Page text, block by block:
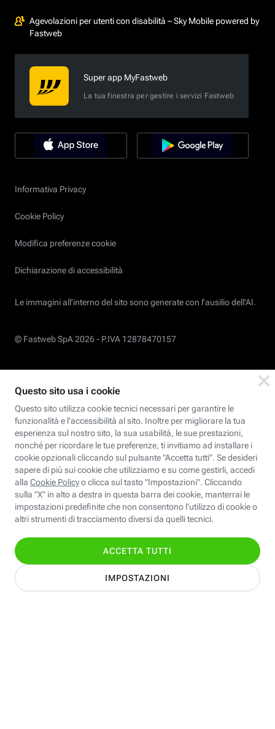
Agevolazioni per utenti con disabilità – Sky Mobile powered by
Fastweb
Super app MyFastweb
La tua finestra per gestire i servizi Fastweb
Informativa Privacy
Cookie Policy
Modifica preferenze cookie
Dichiarazione di accessibilità
Le immagini all’interno del sito sono generate con l'ausilio dell'AI.
© Fastweb SpA 2026 - P.IVA 12878470157